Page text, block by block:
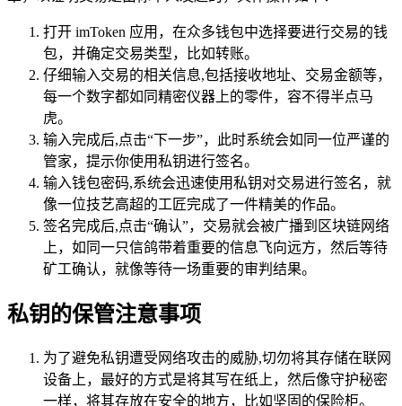
打开 imToken 应用，在众多钱包中选择要进行交易的钱
包，并确定交易类型，比如转账。
仔细输入交易的相关信息,包括接收地址、交易金额等，
每一个数字都如同精密仪器上的零件，容不得半点马
虎。
输入完成后,点击“下一步”，此时系统会如同一位严谨的
管家，提示你使用私钥进行签名。
输入钱包密码,系统会迅速使用私钥对交易进行签名，就
像一位技艺高超的工匠完成了一件精美的作品。
签名完成后,点击“确认”，交易就会被广播到区块链网络
上，如同一只信鸽带着重要的信息飞向远方，然后等待
矿工确认，就像等待一场重要的审判结果。
私钥的保管注意事项
为了避免私钥遭受网络攻击的威胁,切勿将其存储在联网
设备上，最好的方式是将其写在纸上，然后像守护秘密
一样，将其存放在安全的地方，比如坚固的保险柜。